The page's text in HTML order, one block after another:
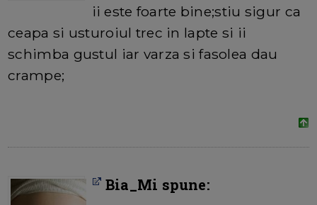
ii este foarte bine;stiu sigur ca
ceapa si usturoiul trec in lapte si ii
schimba gustul iar varza si fasolea dau
crampe;
Bia_Mi spune: